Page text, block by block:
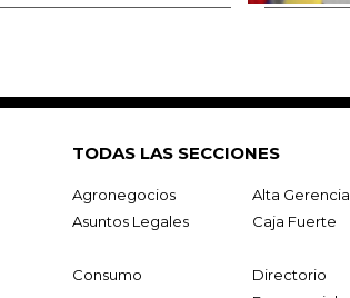
TODAS LAS SECCIONES
Agronegocios Alta Gerencia
Asuntos Legales
Caja Fuerte
Consumo
Directorio